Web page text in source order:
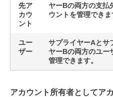
先ア
カウ
ント
ヤーBの両方の支払
ウントを管理できま
ユー
ザー
サプライヤーAとサ
ヤーBの両方のユー
管理できます。
アカウント所有者としてア